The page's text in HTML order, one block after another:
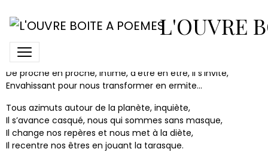
L'OUVRE
Virus en virée
Un virus couronné, « chinois », s’en est allé
Errer de par le vaste monde terrifié,
De proche en proche, intime, d’être en être, il s’invite,
Envahissant pour nous transformer en ermite...
Tous azimuts autour de la planète, inquiète,
Il s’avance casqué, nous qui sommes sans masque,
Il change nos repères et nous met à la diète,
Il recentre nos êtres en jouant la tarasque.